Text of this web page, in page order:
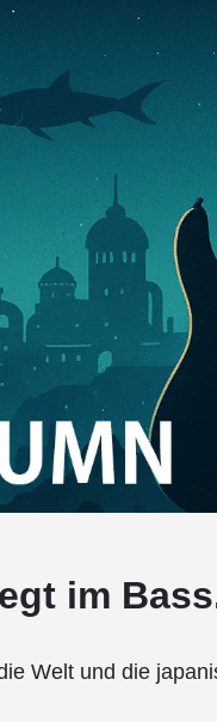
im
Welt und die